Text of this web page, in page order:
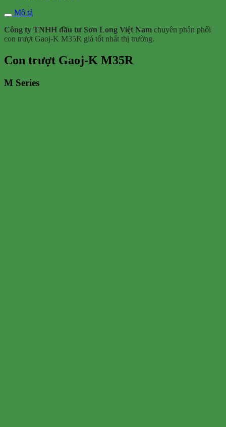
Mô tả
Công ty TNHH đầu tư Sơn Long Việt Nam chuyên phân phối
con trượt Gaoj-K M35R giá tốt nhất thị trường.
Con trượt Gaoj-K M35R
M Series